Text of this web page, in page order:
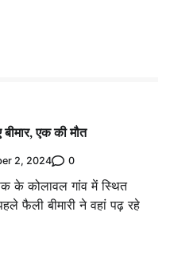
एक की मौत
2, 2024 0
के कोलावल गांव में स्थित
फैली बीमारी ने वहां पढ़ रहे